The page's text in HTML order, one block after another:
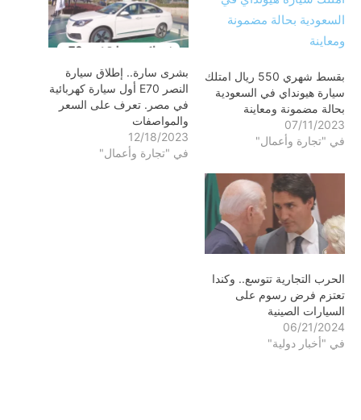
بقسط شهري 550 ريال امتلك
سيارة هيونداي في السعودية
بحالة مضمونة ومعاينة
07/11/2023
في "تجارة وأعمال"
بشرى سارة.. إطلاق سيارة
النصر E70 أول سيارة كهربائية
في مصر. تعرف على السعر
والمواصفات
12/18/2023
في "تجارة وأعمال"
الحرب التجارية تتوسع.. وكندا
تعتزم فرض رسوم على
السيارات الصينية
06/21/2024
في "أخبار دولية"